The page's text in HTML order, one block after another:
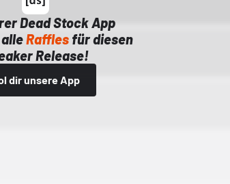
Dead Stock App
alleRaffles für diesen
Release!
dir unsere App